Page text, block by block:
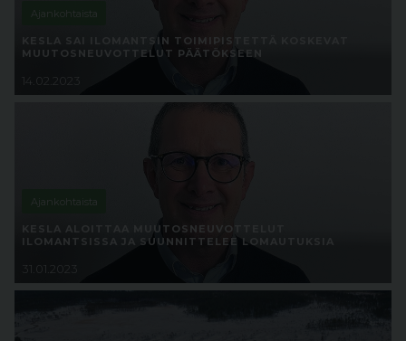
Ajankohtaista
KESLA SAI ILOMANTSIN TOIMIPISTETTÄ KOSKEVAT
MUUTOSNEUVOTTELUT PÄÄTÖKSEEN
14.02.2023
Ajankohtaista
KESLA ALOITTAA MUUTOSNEUVOTTELUT
ILOMANTSISSA JA SUUNNITTELEE LOMAUTUKSIA
31.01.2023